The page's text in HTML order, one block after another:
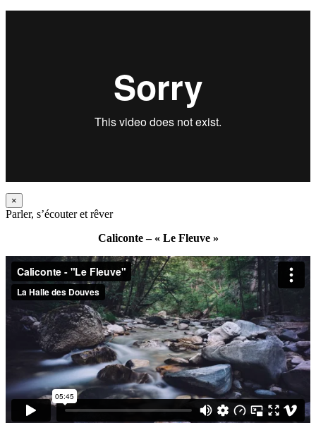
×
Parler, s’écouter et rêver
Caliconte – « Le Fleuve »